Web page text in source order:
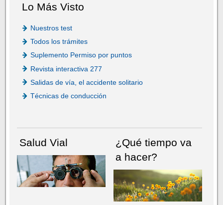
Lo Más Visto
Nuestros test
Todos los trámites
Suplemento Permiso por puntos
Revista interactiva 277
Salidas de vía, el accidente solitario
Técnicas de conducción
Salud Vial
¿Qué tiempo va
a hacer?